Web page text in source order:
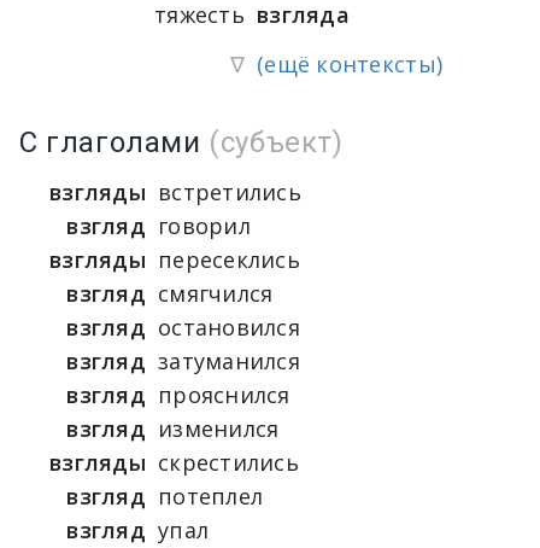
тяжесть взгляда
∇ (ещё контексты)
С глаголами (субъект)
взгляды встретились
взгляд говорил
взгляды пересеклись
взгляд смягчился
взгляд остановился
взгляд затуманился
взгляд прояснился
взгляд изменился
взгляды скрестились
взгляд потеплел
взгляд упал